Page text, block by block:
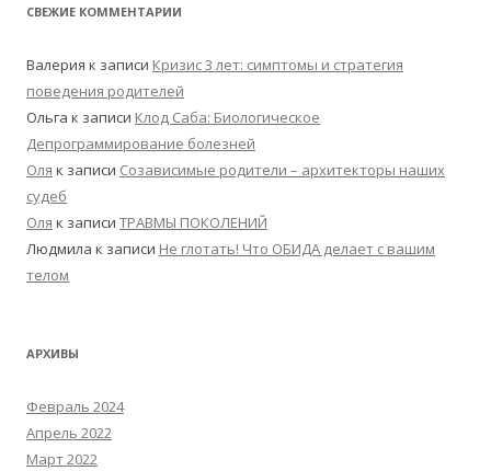
СВЕЖИЕ КОММЕНТАРИИ
Валерия к записи Кризис 3 лет: симптомы и стратегия
поведения родителей
Ольга к записи Клод Саба: Биологическое
Депрограммирование болезней
Оля к записи Созависимые родители – архитекторы наших
судеб
Оля к записи ТРАВМЫ ПОКОЛЕНИЙ
Людмила к записи Не глотать! Что ОБИДА делает с вашим
телом
АРХИВЫ
Февраль 2024
Апрель 2022
Март 2022